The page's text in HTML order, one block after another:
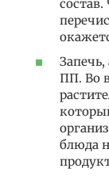
ПП. Во
блюда